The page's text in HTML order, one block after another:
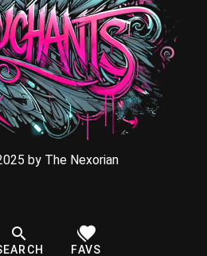
by The Nexorian
FAVS